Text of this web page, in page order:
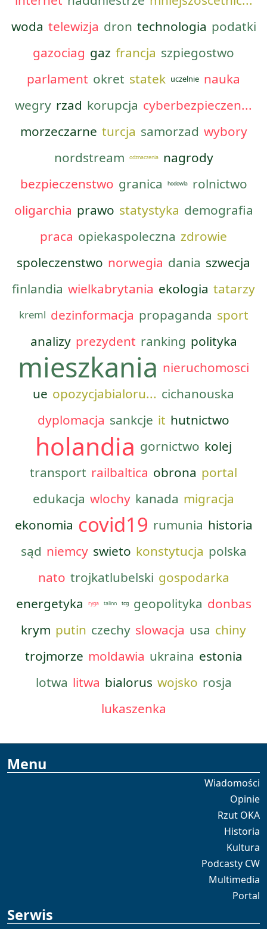
woda telewizja dron technologia podatki
gazociag gaz francja szpiegostwo
parlament okret statek uczelnie nauka
wegry rzad korupcja cyberbezpieczen...
morzeczarne turcja samorzad wybory
nordstream
odznaczenia
nagrody
bezpieczenstwo granica hodowla
rolnictwo
oligarchia prawo statystyka demografia
praca opiekaspoleczna zdrowie
spoleczenstwo norwegia dania szwecja
finlandia wielkabrytania ekologia tatarzy
kreml dezinformacja propaganda sport
analizy prezydent ranking polityka
mieszkania nieruchomosci
ue opozycjabialoru... cichanouska
dyplomacja sankcje it hutnictwo
holandia gornictwo kolej
transport railbaltica obrona portal
edukacja wlochy kanada migracja
ekonomia covid19 rumunia historia
sąd niemcy swieto konstytucja polska
nato trojkatlubelski gospodarka
energetyka
ryga talinn tcg geopolityka donbas
krym putin czechy slowacja usa chiny
trojmorze moldawia ukraina estonia
lotwa litwa bialorus wojsko rosja
lukaszenka
Menu
Wiadomości
Opinie
Rzut OKA
Historia
Kultura
Podcasty CW
Multimedia
Portal
Serwis